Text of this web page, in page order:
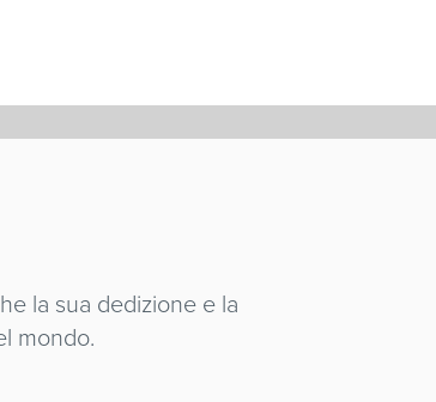
la sua dedizione e la
mondo.